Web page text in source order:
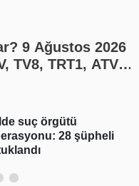
9 Ağustos 2026
TV8, TRT1, ATV
suç örgütü
28 şüpheli